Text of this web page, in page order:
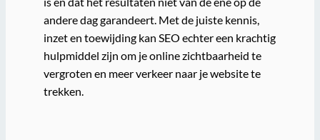
andere dag garandeert. Met de juiste kennis,
inzet en toewijding kan SEO echter een krachtig
hulpmiddel zijn om je online zichtbaarheid te
vergroten en meer verkeer naar je website te
trekken.